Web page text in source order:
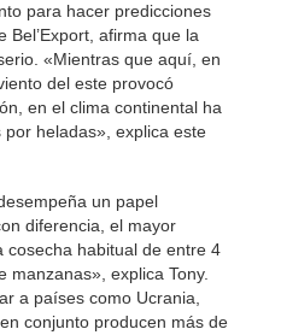
para hacer predicciones
Bel’Export, afirma que la
«Mientras que aquí, en
del este provocó
en el clima continental ha
heladas», explica este
un papel
diferencia, el mayor
cosecha habitual de entre 4
manzanas», explica Tony.
a países como Ucrania,
conjunto producen más de